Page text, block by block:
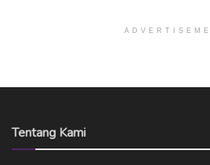
Tentang Kami